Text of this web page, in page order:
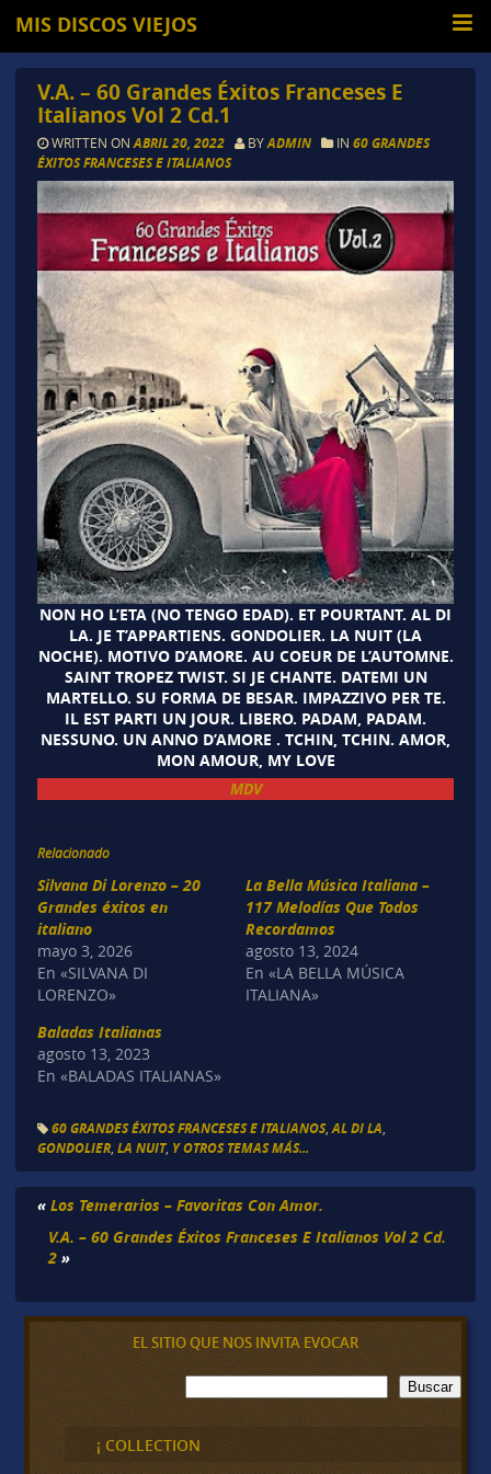
MIS DISCOS VIEJOS
V.A. – 60 Grandes Éxitos Franceses E
Italianos Vol 2 Cd.1
WRITTEN ON ABRIL 20, 2022 BYADMIN IN 60 GRANDES
ÉXITOS FRANCESES E ITALIANOS
NON HO L’ETA (NO TENGO EDAD). ET POURTANT. AL DI
LA. JE T’APPARTIENS. GONDOLIER. LA NUIT (LA
NOCHE). MOTIVO D’AMORE. AU COEUR DE L’AUTOMNE.
SAINT TROPEZ TWIST. SI JE CHANTE. DATEMI UN
MARTELLO. SU FORMA DE BESAR. IMPAZZIVO PER TE.
IL EST PARTI UN JOUR. LIBERO. PADAM, PADAM.
NESSUNO. UN ANNO D’AMORE . TCHIN, TCHIN. AMOR,
MON AMOUR, MY LOVE
MDV
Relacionado
Silvana Di Lorenzo – 20
Grandes éxitos en
italiano
mayo 3, 2026
En «SILVANA DI
LORENZO»
La Bella Música Italiana –
117 Melodías Que Todos
Recordamos
agosto 13, 2024
En «LA BELLA MÚSICA
ITALIANA»
Baladas Italianas
agosto 13, 2023
En «BALADAS ITALIANAS»
60 GRANDES ÉXITOS FRANCESES E ITALIANOS, AL DI LA
GONDOLIER, LA NUIT, Y OTROS TEMAS MÁS...
« Los Temerarios – Favoritas Con Amor.
V.A. – 60 Grandes Éxitos Franceses E Italianos Vol 2 Cd.
2 »
EL SITIO QUE NOS INVITA EVOCAR
B
u
c
a
Buscar
¡ COLLECTION